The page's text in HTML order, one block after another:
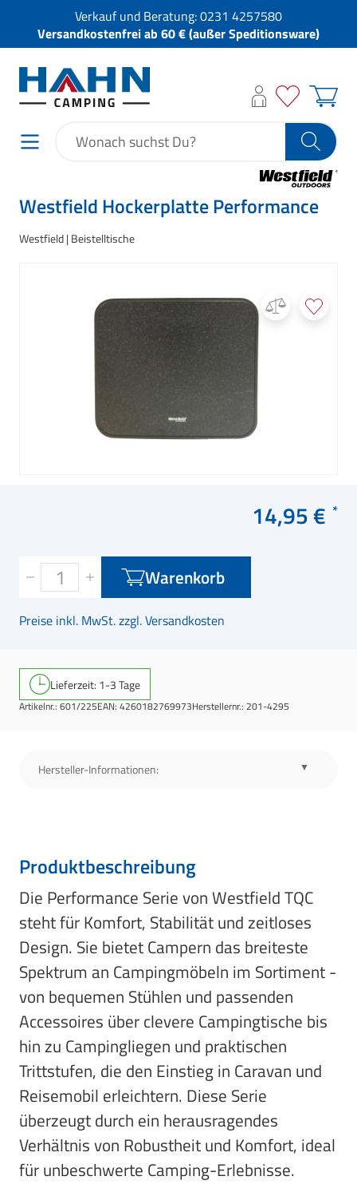
Verkauf und Beratung:0231 4257580
Versandkostenfrei ab 60 € (außer Speditionsware)
Westfield Hockerplatte Performance
Westfield Beistelltische
14,95 €
Warenkorb
Preise inkl. MwSt. zzgl. Versandkosten
Lieferzeit: 1-3 Tage
Artikelnr.: 601/225EAN: 4260182769973Herstellernr.: 201-4295
Hersteller-Informationen:
Produktbeschreibung
Die Performance Serie von Westfield TQC
steht für Komfort, Stabilität und zeitloses
Design. Sie bietet Campern das breiteste
Spektrum an Campingmöbeln im Sortiment -
von bequemen Stühlen und passenden
Accessoires über clevere Campingtische bis
hin zu Campingliegen und praktischen
Trittstufen, die den Einstieg in Caravan und
Reisemobil erleichtern. Diese Serie
überzeugt durch ein herausragendes
Verhältnis von Robustheit und Komfort, ideal
für unbeschwerte Camping-Erlebnisse.